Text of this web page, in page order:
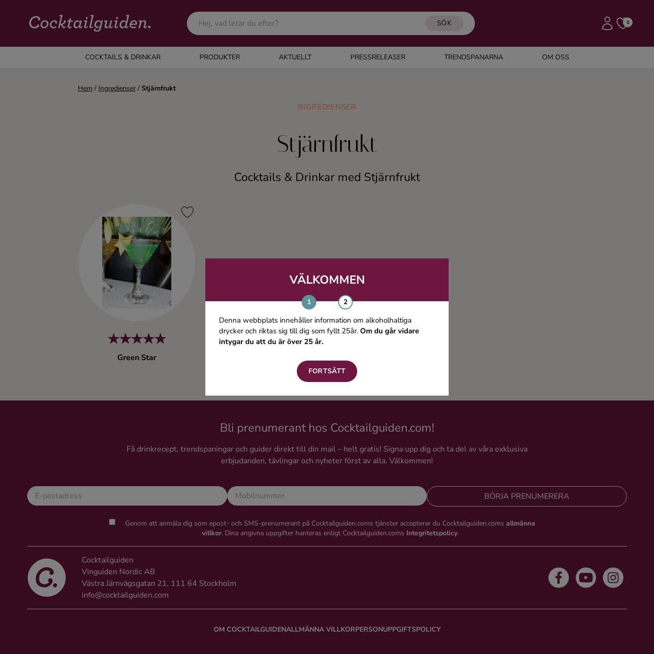
SÖK 0
COCKTAILS & DRINKAR PRODUKTER AKTUELLT PRESSRELEASER TRENDSPANARNA OM OSS
COCKTAILS & DRINKAR
Alla cocktails & drinkar
VÄLKOMMEN
Denna webbplats innehåller information om alkoholhaltiga
drycker och riktas sig till dig som fyllt 25år. Om du går vidare
intygar du att du är över 25 år.
FORTSÄTT
Hem / Ingredienser / Stjärnfrukt
INGREDIENSER
Stjärnfrukt
Cocktails & Drinkar med Stjärnfrukt
Green Star
Bli prenumerant hos Cocktailguiden.com!
Få drinkrecept, trendspaningar och guider direkt till din mail – helt gratis! Signa upp dig och ta del av våra exklusiva
erbjudanden, tävlingar och nyheter först av alla. Välkommen!
BÖRJA PRENUMERERA
Genom att anmäla dig som epost- och SMS-prenumerant på Cocktailguiden.coms tjänster accepterar du Cocktailguiden.coms allmänna
villkor. Dina angivna uppgifter hanteras enligt Cocktailguiden.coms Integritetspolicy.
Cocktailguiden
Vinguiden Nordic AB
Västra Järnvägsgatan 21, 111 64 Stockholm
info@cocktailguiden.com
OM COCKTAILGUIDENALLMÄNNA VILLKORPERSONUPPGIFTSPOLICY